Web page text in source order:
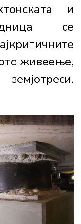
и
се
живеење,